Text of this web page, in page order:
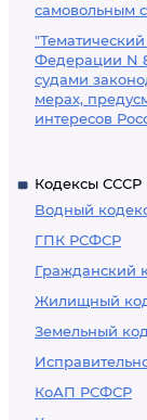
самовольным
Федерации N
судами
мерах,
интересов
Кодексы
Водный
ГПК РСФСР
Гражданский
Жилищный
Земельный
КоАП РСФСР